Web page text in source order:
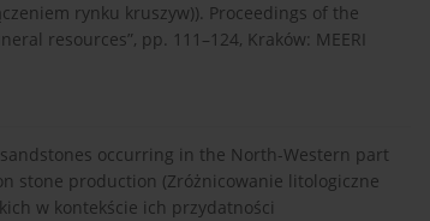
rynku kruszyw)). Proceedings of the
resources”, pp. 111–124, Kraków: MEERI
occurring in the North-Western part
stone production (Zróżnicowanie litologiczne
w kontekście ich przydatności